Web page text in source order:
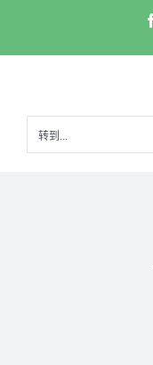
内
转到...